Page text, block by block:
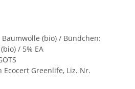
(bio) / Bündchen:
/ 5% EA
Greenlife, Liz. Nr.